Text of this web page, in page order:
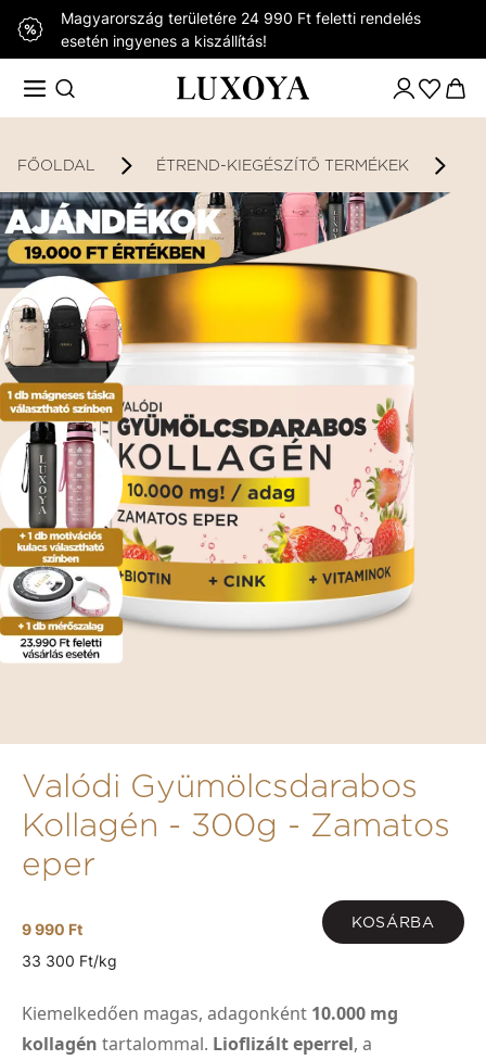
Magyarország területére 24 990 Ft feletti rendelés
esetén ingyenes a kiszállítás!
FŐOLDAL ÉTREND-KIEGÉSZÍTŐ TERMÉKEK
Valódi Gyümölcsdarabos
Kollagén - 300g - Zamatos
eper
9 990 Ft KOSÁRBA
33 300 Ft/kg
Kiemelkedően magas, adagonként 10.000 mg
kollagén tartalommal. Lioflizált eperrel, a